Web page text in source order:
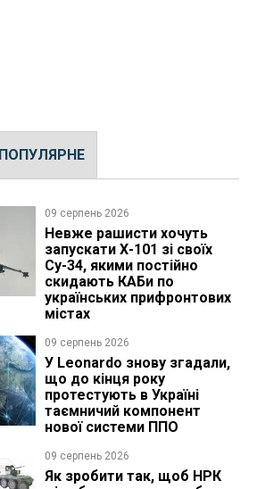
ПОПУЛЯРНЕ
09 серпень 2026
Невже рашисти хочуть
запускати Х-101 зі своїх
Су-34, якими постійно
скидають КАБи по
українських прифронтових
містах
09 серпень 2026
У Leonardo знову згадали,
що до кінця року
протестують в Україні
таємничий компонент
нової системи ППО
09 серпень 2026
Як зробити так, щоб НРК